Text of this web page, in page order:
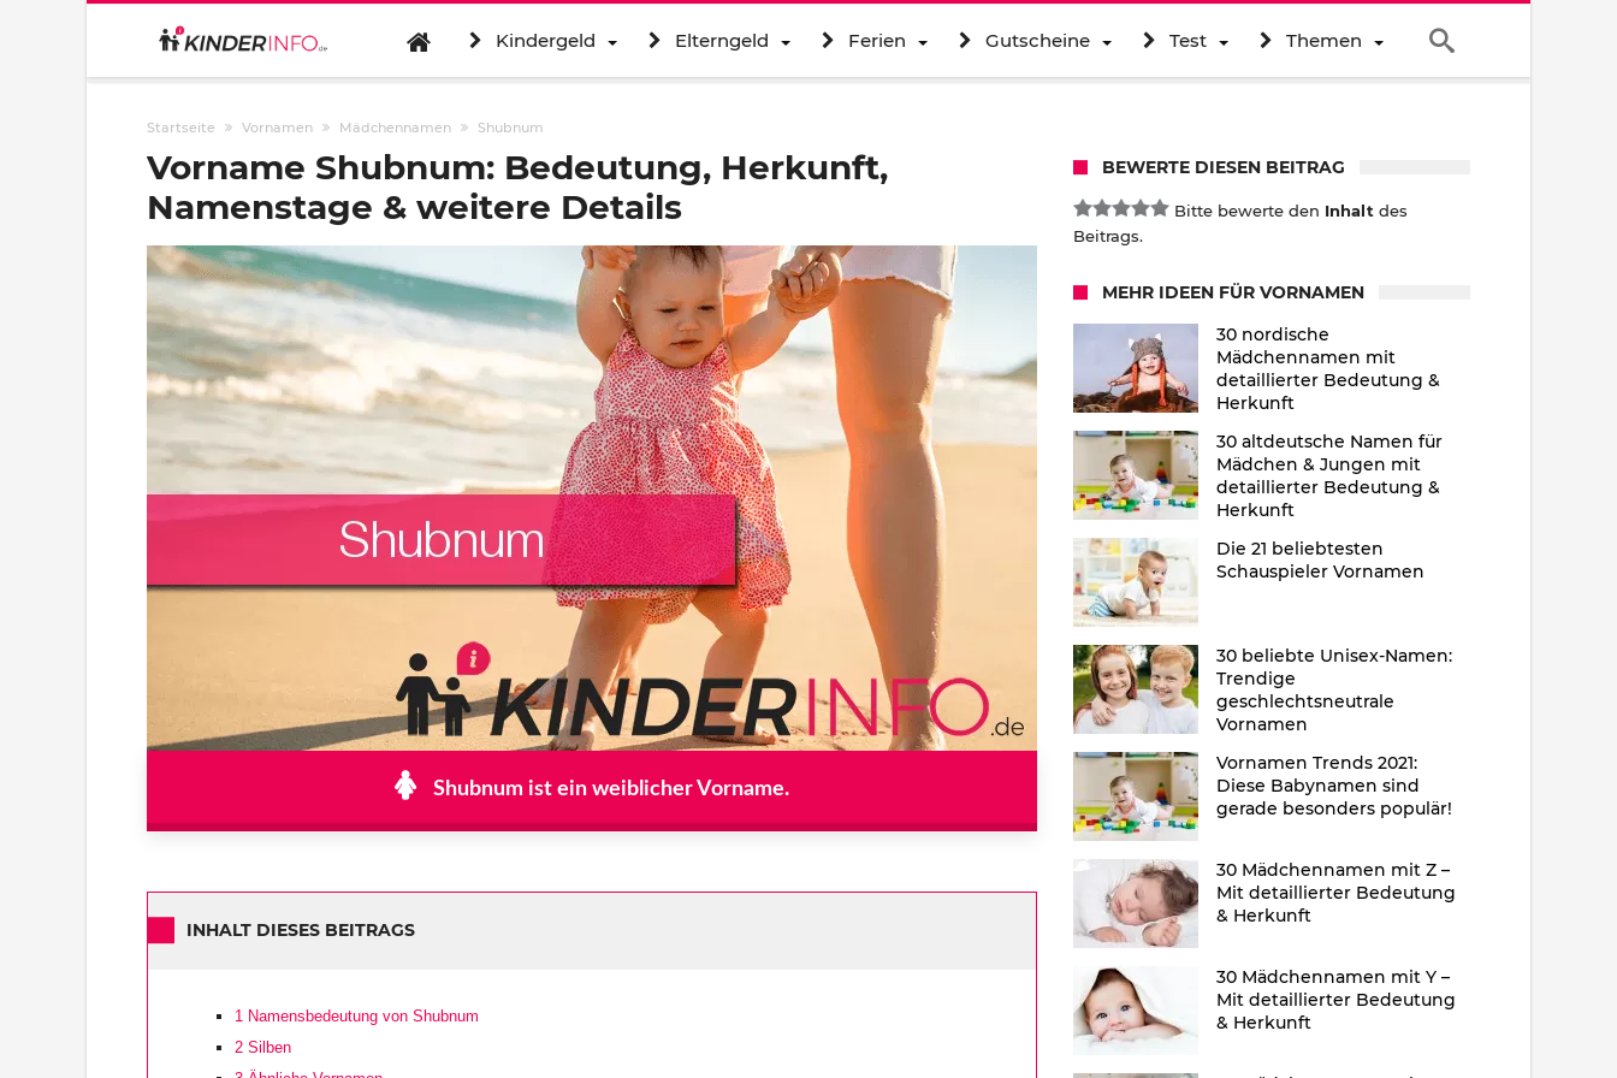
Kindergeld Elterngeld Ferien Gutscheine Test Themen
Startseite Vornamen Mädchennamen Shubnum
Vorname Shubnum: Bedeutung, Herkunft,
Namenstage & weitere Details
Shubnum ist ein weiblicher Vorname.
INHALT DIESES BEITRAGS
1 Namensbedeutung von Shubnum
2 Silben
BEWERTE DIESEN BEITRAG
Bitte bewerte den Inhalt des
Beitrags.
MEHR IDEEN FÜR VORNAMEN
30 nordische
Mädchennamen mit
detaillierter Bedeutung &
Herkunft
30 altdeutsche Namen für
Mädchen & Jungen mit
detaillierter Bedeutung &
Herkunft
Die 21 beliebtesten
Schauspieler Vornamen
30 beliebte Unisex-Namen:
Trendige
geschlechtsneutrale
Vornamen
Vornamen Trends 2021:
Diese Babynamen sind
gerade besonders populär!
30 Mädchennamen mit Z –
Mit detaillierter Bedeutung
& Herkunft
30 Mädchennamen mit Y –
Mit detaillierter Bedeutung
& Herkunft